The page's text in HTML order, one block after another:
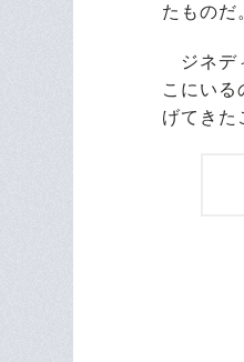
たものだ
ジネデ
こにい
げてきた